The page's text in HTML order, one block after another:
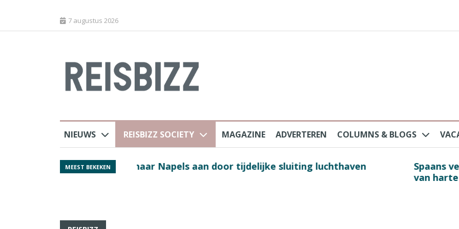
7 augustus 2026
NIEUWS REISBIZZ SOCIETY MAGAZINE ADVERTEREN COLUMNS & BLOGS
MEEST BEKEKEN
luchthaven
Spaans verkeersbureau na protesten massatoerisme: ‘Nederlandse